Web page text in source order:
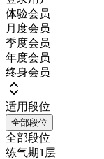
体验会员
月度会员
季度会员
年度会员
终身会员
适用段位
全部段位
全部段位
练气期1层